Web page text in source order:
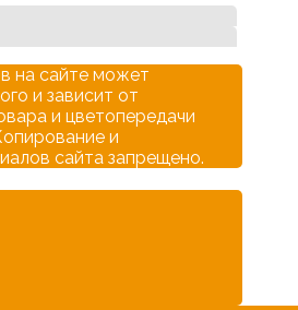
на сайте может
и зависит от
и цветопередачи
и
сайта запрещено.